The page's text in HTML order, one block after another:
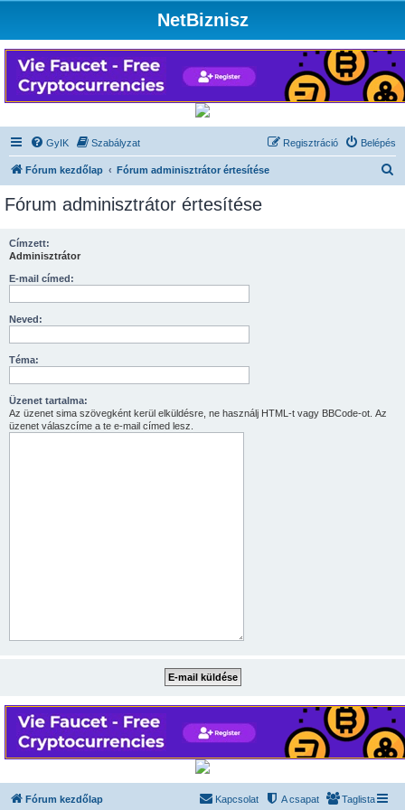
NetBiznisz
GyIK Szabályzat Belépés
Regisztráció
Fórum kezdőlap Fórum adminisztrátor értesítése
Fórum adminisztrátor értesítése
Címzett:
Adminisztrátor
E-mail címed:
Neved:
Téma:
Üzenet tartalma:
Az üzenet sima szövegként kerül elküldésre, ne használj HTML-t vagy BBCode-ot. Az
üzenet válaszcíme a te e-mail címed lesz.
Fórum kezdőlap Taglista
A csapat
Kapcsolat